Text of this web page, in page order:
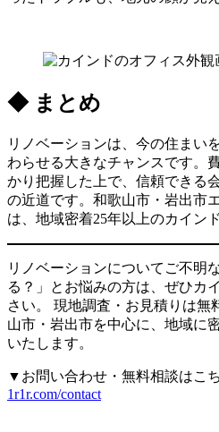
◆ まとめ
リノベーションは、今の住まい
わらせる大きなチャンスです。
かり把握した上で、信頼できる
の近道です。和歌山市・岩出市
は、地域密着25年以上のカイン
リノベーションについてご不明
る？」とお悩みの方は、ぜひカ
さい。 現地調査・お見積りは無
山市・岩出市を中心に、地域に
いたします。
▼お問い合わせ・無料相談はこ
1r1r.com/contact